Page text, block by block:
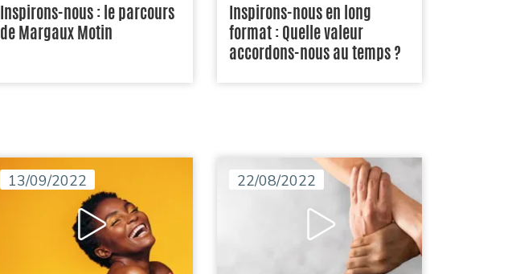
Inspirons-nous : le parcours
de Margaux Motin
Inspirons-nous en long
format : Quelle valeur
accordons-nous au temps ?
13/09/2022 22/08/2022